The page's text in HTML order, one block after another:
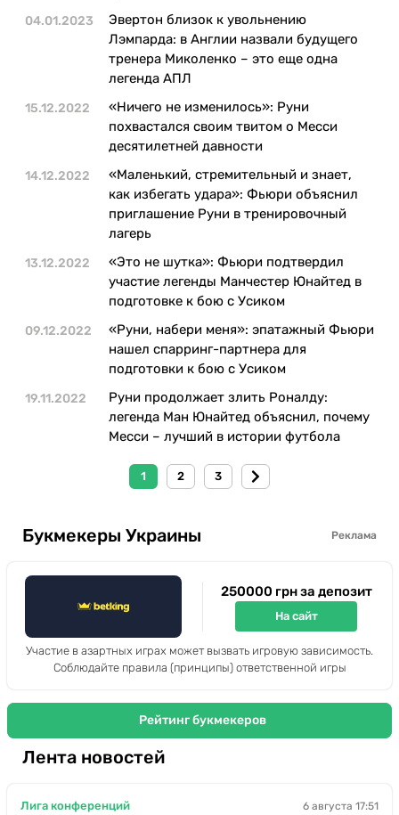
04.01.2023
Эвертон близок к увольнению
Лэмпарда: в Англии назвали будущего
тренера Миколенко – это еще одна
легенда АПЛ
15.12.2022
«Ничего не изменилось»: Руни
похвастался своим твитом о Месси
десятилетней давности
14.12.2022
«Маленький, стремительный и знает,
как избегать удара»: Фьюри объяснил
приглашение Руни в тренировочный
лагерь
13.12.2022
«Это не шутка»: Фьюри подтвердил
участие легенды Манчестер Юнайтед в
подготовке к бою с Усиком
09.12.2022
«Руни, набери меня»: эпатажный Фьюри
нашел спарринг-партнера для
подготовки к бою с Усиком
19.11.2022
Руни продолжает злить Роналду:
легенда Ман Юнайтед объяснил, почему
Месси – лучший в истории футбола
1 2 3
Букмекеры Украины Реклама
250000 грн за депозит
На сайт
Участие в азартных играх может вызвать игровую зависимость.
Соблюдайте правила (принципы) ответственной игры
Рейтинг букмекеров
Лента новостей
Лига конференций 6 августа 17:51